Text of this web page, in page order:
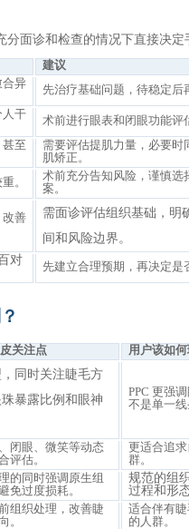
面诊和检查的情况下直接决定
建议
合异
先治疗基础问题，待稳定后
人干
术前进行眼表和闭眼功能评
至
需要评估提肌力量，必要时
肌矫正。
。
术前充分告知风险，谨慎选
案。
改善
需面诊评估组织基础，明
间和风险边界。
对
先建立合理预期，再决定是
关注点 用户该如
同时关注睫毛方
暴露比例和眼神
PPC 更强
不是单一线
闭眼、微笑等动态
评估。
更适合追
群。
的同时强调原生组
免过度损耗。
规范的组
过程和形
组织处理，改善睫
。
适合伴有
的人群。